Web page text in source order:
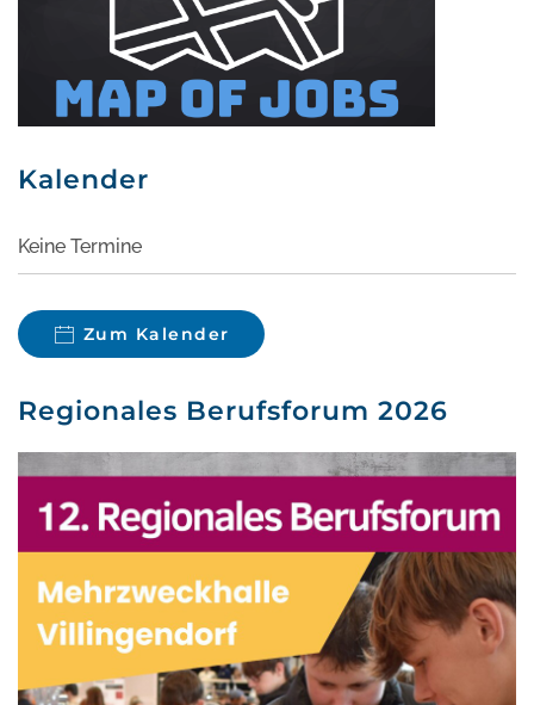
Kalender
Keine Termine
Zum Kalender
Regionales Berufsforum 2026